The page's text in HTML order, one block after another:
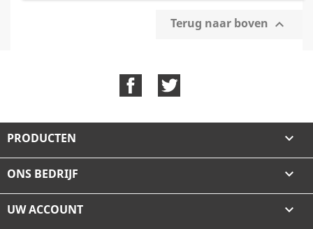
Terug naar boven 
Facebook
PRODUCTEN 
ONS BEDRIJF 
UW ACCOUNT 